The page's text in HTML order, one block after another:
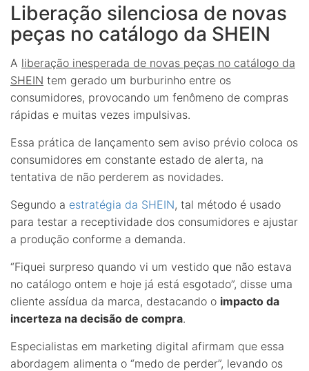
Liberação silenciosa de novas
peças no catálogo da SHEIN
A liberação inesperada de novas peças no catálogo da
SHEIN tem gerado um burburinho entre os
consumidores, provocando um fenômeno de compras
rápidas e muitas vezes impulsivas.
Essa prática de lançamento sem aviso prévio coloca os
consumidores em constante estado de alerta, na
tentativa de não perderem as novidades.
Segundo a estratégia da SHEIN, tal método é usado
para testar a receptividade dos consumidores e ajustar
a produção conforme a demanda.
“Fiquei surpreso quando vi um vestido que não estava
no catálogo ontem e hoje já está esgotado”, disse uma
cliente assídua da marca, destacando o impacto da
incerteza na decisão de compra.
Especialistas em marketing digital afirmam que essa
abordagem alimenta o “medo de perder”, levando os